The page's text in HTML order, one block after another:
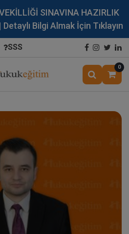
SINAVINA HAZIRLIK
Bilgi Almak İçin Tıklayın
SSS
0